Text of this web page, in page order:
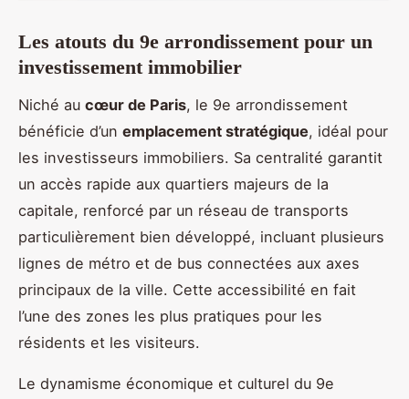
Les atouts du 9e arrondissement pour un
investissement immobilier
Niché au cœur de Paris, le 9e arrondissement
bénéficie d’un emplacement stratégique, idéal pour
les investisseurs immobiliers. Sa centralité garantit
un accès rapide aux quartiers majeurs de la
capitale, renforcé par un réseau de transports
particulièrement bien développé, incluant plusieurs
lignes de métro et de bus connectées aux axes
principaux de la ville. Cette accessibilité en fait
l’une des zones les plus pratiques pour les
résidents et les visiteurs.
Le dynamisme économique et culturel du 9e